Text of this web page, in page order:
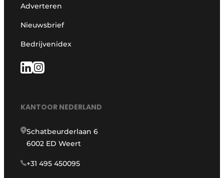
Adverteren
Nieuwsbrief
Bedrijvenidex
KANTOOR NEDERLAND
Schatbeurderlaan 6
6002 ED Weert
+31 495 450095